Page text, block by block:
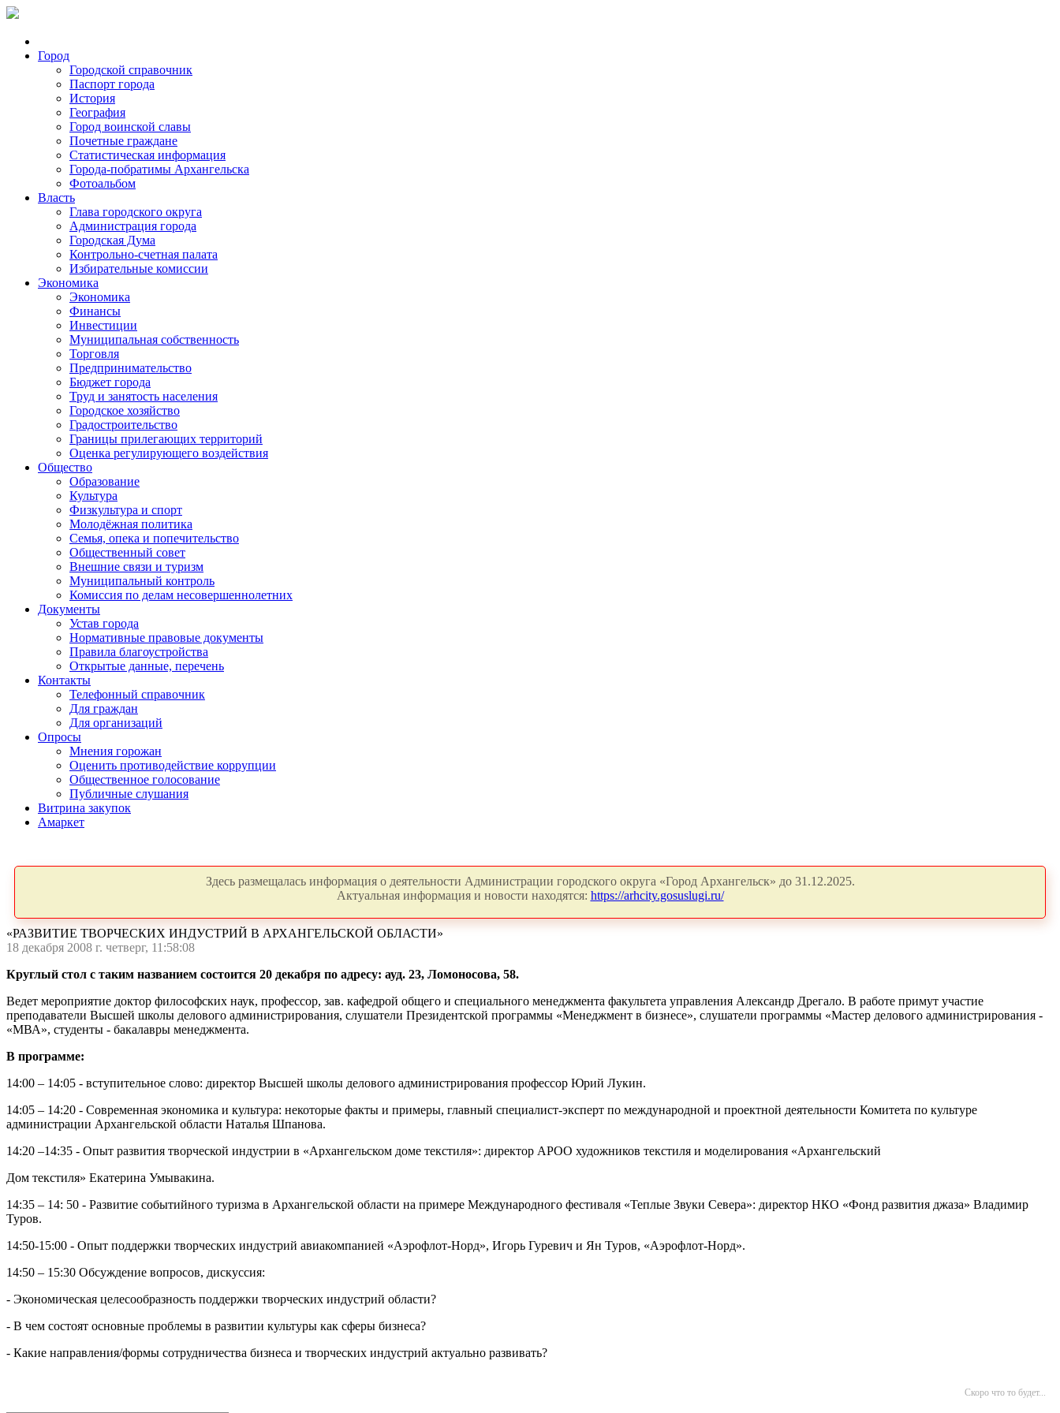
Город
Городской справочник
Паспорт города
История
География
Город воинской славы
Почетные граждане
Статистическая информация
Города-побратимы Архангельска
Фотоальбом
Власть
Глава городского округа
Администрация города
Городская Дума
Контрольно-счетная палата
Избирательные комиссии
Экономика
Экономика
Финансы
Инвестиции
Муниципальная собственность
Торговля
Предпринимательство
Бюджет города
Труд и занятость населения
Городское хозяйство
Градостроительство
Границы прилегающих территорий
Оценка регулирующего воздействия
Общество
Образование
Культура
Физкультура и спорт
Молодёжная политика
Семья, опека и попечительство
Общественный совет
Внешние связи и туризм
Муниципальный контроль
Комиссия по делам несовершеннолетних
Документы
Устав города
Нормативные правовые документы
Правила благоустройства
Открытые данные, перечень
Контакты
Телефонный справочник
Для граждан
Для организаций
Опросы
Мнения горожан
Оценить противодействие коррупции
Общественное голосование
Публичные слушания
Витрина закупок
Амаркет
Здесь размещалась информация о деятельности Администрации городского округа «Город Архангельск» до 31.12.2025.
Актуальная информация и новости находятся: https://arhcity.gosuslugi.ru/
«РАЗВИТИЕ ТВОРЧЕСКИХ ИНДУСТРИЙ В АРХАНГЕЛЬСКОЙ ОБЛАСТИ»
18 декабря 2008 г. четверг, 11:58:08
Круглый стол с таким названием состоится 20 декабря по адресу: ауд. 23, Ломоносова, 58.
Ведет мероприятие доктор философских наук, профессор, зав. кафедрой общего и специального менеджмента факультета управления Александр Дрегало. В работе примут участие
преподаватели Высшей школы делового администрирования, слушатели Президентской программы «Менеджмент в бизнесе», слушатели программы «Мастер делового администрирования -
«МВА», студенты - бакалавры менеджмента.
В программе:
14:00 – 14:05 - вступительное слово: директор Высшей школы делового администрирования профессор Юрий Лукин.
14:05 – 14:20 - Современная экономика и культура: некоторые факты и примеры, главный специалист-эксперт по международной и проектной деятельности Комитета по культуре
администрации Архангельской области Наталья Шпанова.
14:20 –14:35 - Опыт развития творческой индустрии в «Архангельском доме текстиля»: директор АРОО художников текстиля и моделирования «Архангельский
Дом текстиля» Екатерина Умывакина.
14:35 – 14: 50 - Развитие событийного туризма в Архангельской области на примере Международного фестиваля «Теплые Звуки Севера»: директор НКО «Фонд развития джаза» Владимир
Туров.
14:50-15:00 - Опыт поддержки творческих индустрий авиакомпанией «Аэрофлот-Норд», Игорь Гуревич и Ян Туров, «Аэрофлот-Норд».
14:50 – 15:30 Обсуждение вопросов, дискуссия:
- Экономическая целесообразность поддержки творческих индустрий области?
- В чем состоят основные проблемы в развитии культуры как сферы бизнеса?
- Какие направления/формы сотрудничества бизнеса и творческих индустрий актуально развивать?
Скоро что то будет...